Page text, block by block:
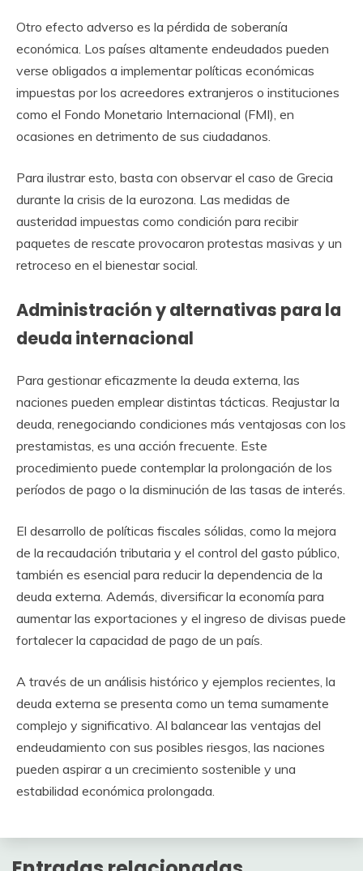
Otro efecto adverso es la pérdida de soberanía
económica. Los países altamente endeudados pueden
verse obligados a implementar políticas económicas
impuestas por los acreedores extranjeros o instituciones
como el Fondo Monetario Internacional (FMI), en
ocasiones en detrimento de sus ciudadanos.
Para ilustrar esto, basta con observar el caso de Grecia
durante la crisis de la eurozona. Las medidas de
austeridad impuestas como condición para recibir
paquetes de rescate provocaron protestas masivas y un
retroceso en el bienestar social.
Administración y alternativas para la
deuda internacional
Para gestionar eficazmente la deuda externa, las
naciones pueden emplear distintas tácticas. Reajustar la
deuda, renegociando condiciones más ventajosas con los
prestamistas, es una acción frecuente. Este
procedimiento puede contemplar la prolongación de los
períodos de pago o la disminución de las tasas de interés.
El desarrollo de políticas fiscales sólidas, como la mejora
de la recaudación tributaria y el control del gasto público,
también es esencial para reducir la dependencia de la
deuda externa. Además, diversificar la economía para
aumentar las exportaciones y el ingreso de divisas puede
fortalecer la capacidad de pago de un país.
A través de un análisis histórico y ejemplos recientes, la
deuda externa se presenta como un tema sumamente
complejo y significativo. Al balancear las ventajas del
endeudamiento con sus posibles riesgos, las naciones
pueden aspirar a un crecimiento sostenible y una
estabilidad económica prolongada.